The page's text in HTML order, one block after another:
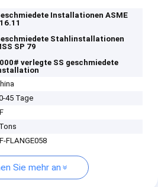
Installationen ASME
Stahlinstallationen
SP 79
verlegte SS geschmiedete
45 Tage
FLANGE058
Sie mehr an